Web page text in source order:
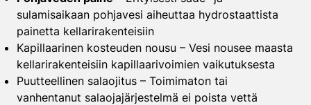
sulamisaikaan pohjavesi aiheuttaa hydrostaattista
painetta kellarirakenteisiin
Kapillaarinen kosteuden nousu – Vesi nousee maasta
kellarirakenteisiin kapillaarivoimien vaikutuksesta
Puutteellinen salaojitus – Toimimaton tai
vanhentanut salaojajärjestelmä ei poista vettä